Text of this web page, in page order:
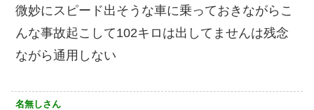
微妙にスピード出そうな車に乗っておきながらこ
んな事故起こして102キロは出してませんは残念
ながら通用しない
名無しさん